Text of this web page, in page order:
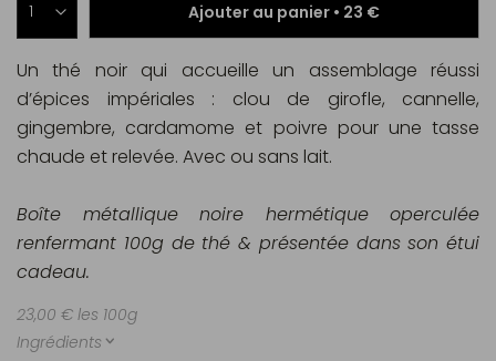
Ajouter au panier • 23 €
Un thé noir qui accueille un assemblage réussi
d’épices impériales : clou de girofle, cannelle,
gingembre, cardamome et poivre pour une tasse
chaude et relevée. Avec ou sans lait.
Boîte métallique noire hermétique operculée
renfermant 100g de thé & présentée dans son étui
cadeau.
23,00 € les 100g
Ingrédients